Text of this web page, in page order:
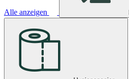
Alle anzeigen